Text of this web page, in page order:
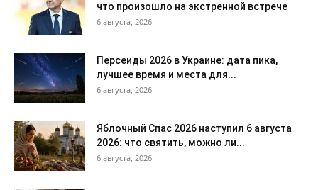
что произошло на экстренной встрече
6 августа, 2026
Персеиды 2026 в Украине: дата пика,
лучшее время и места для...
6 августа, 2026
Яблочный Спас 2026 наступил 6 августа
2026: что святить, можно ли...
6 августа, 2026